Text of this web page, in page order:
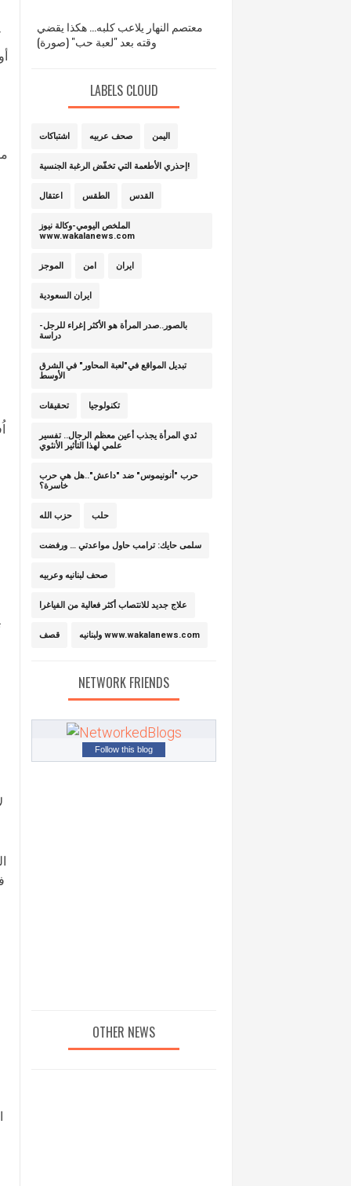
معتصم النهار يلاعب كلبه... هكذا يقضي
وقته بعد "لعبة حب" (صورة)
LABELS CLOUD
اشتباكات صحف عربيه اليمن
إحذري الأطعمة التي تخفّض الرغبة الجنسية!
اعتقال الطقس القدس
الملخص اليومي-وكالة نيوز
www.wakalanews.com
الموجز امن ايران
ايران السعودية
بالصور..صدر المرأة هو الأكثر إغراء للرجل-
دراسة
تبديل المواقع في"لعبة المحاور" في الشرق
الأوسط
تحقيقات تكنولوجيا
ثدي المرأة يجذب أعين معظم الرجال.. تفسير
علمي لهذا التأثير الأنثوي
حرب "أنونيموس" ضد "داعش"..هل هي حرب
خاسرة؟
حزب الله حلب
سلمى حايك: ترامب حاول مواعدتي … ورفضت
صحف لبنانيه وعربيه
علاج جديد للانتصاب أكثر فعالية من الفياغرا
قصف ولبنانيه www.wakalanews.com
NETWORK FRIENDS
Follow this blog
OTHER NEWS